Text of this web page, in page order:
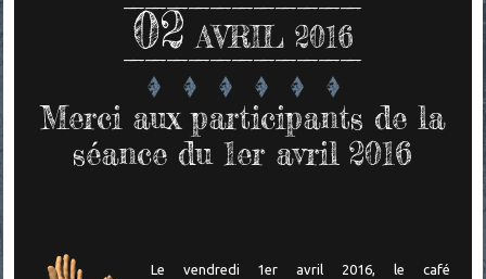
02 AVRIL 2016
Merci aux participants de la
séance du 1er avril 2016
Le vendredi 1er avril 2016, le café